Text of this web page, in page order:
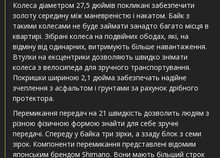
Колеса діаметром 27,5 дюймів покликані забезпечити
золоту середину між маневреністю і накатом. Байк з
такими колесами не буде займати занадто багато місця в
квартирі. Зібрані колеса на подвійних ободах, які, на
відміну від одинарних, витримують більше навантаження.
Втулки на ексцентрики дозволяють швидко знімати
колеса з велосипеда для зручного транспортування.
Покришки шириною 2,1 дюйма забезпечать надійне
зчеплення з асфальтом і грунтами за рахунок дрібного
протектора.
Перемикання передач на 21 швидкість дозволить людям з
різною фізичною формою знайти для себе зручні
передачі. Спереду у байка три зірки, а ззаду блок з семи
зірок. Компоненти перемикання представлені відомим
японським брендом Shimano. Вони мають більший строк